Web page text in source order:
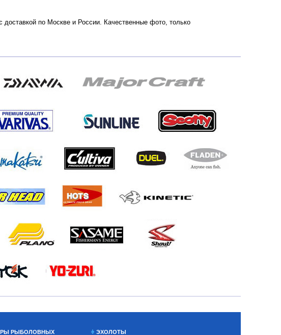
доставкой по Москве и России. Качественные фото, только
РЫБОЛОВНЫХ ЭХОЛОТЫ